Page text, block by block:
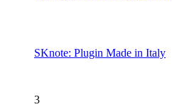
SKnote: Plugin Made in Italy
3